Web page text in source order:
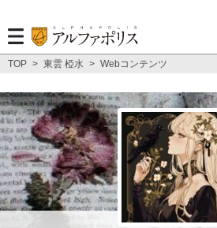
TOP > 東雲 椏水 > Webコンテンツ